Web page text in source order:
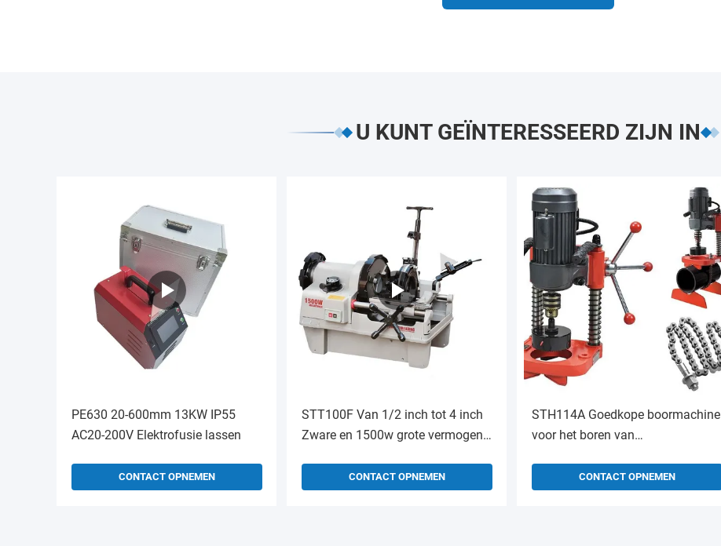
U KUNT GEÏNTERESSEERD ZIJN IN
PE630 20-600mm 13KW IP55
AC20-200V Elektrofusie lassen
CONTACT OPNEMEN
STT100F Van 1/2 inch tot 4 inch
Zware en 1500w grote vermogen
snijmachine te koop
CONTACT OPNEMEN
STH114A Goedkope boormachine
voor het boren van
boren van buizenboormachine
CONTACT OPNEMEN